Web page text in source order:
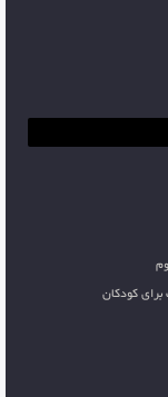
برای کودکان